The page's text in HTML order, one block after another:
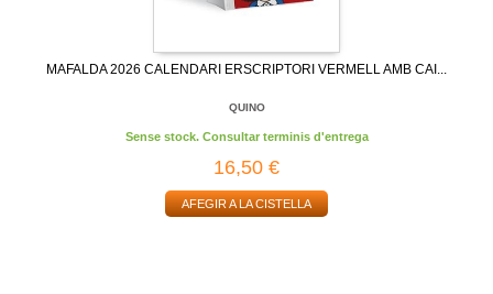
MAFALDA 2026 CALENDARI ERSCRIPTORI VERMELL AMB CAI...
QUINO
Sense stock. Consultar terminis d'entrega
16,50 €
AFEGIR A LA CISTELLA